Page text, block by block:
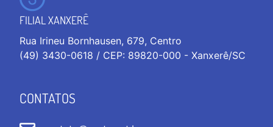
FILIAL XANXERÊ
Rua Irineu Bornhausen, 679, Centro
(49) 3430-0618 / CEP: 89820-000 - Xanxerê/SC
CONTATOS